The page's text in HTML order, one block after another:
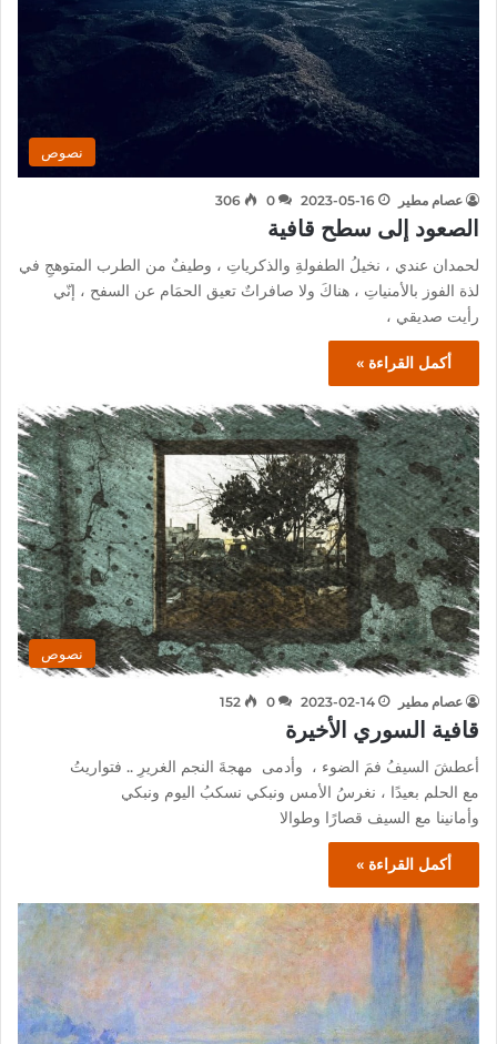
نصوص
عصام مطير 2023-05-16
0
306
الصعود إلى سطح قافية
لحمدان عندي ، نخيلُ الطفولةِ والذكرياتِ ، وطيفٌ من الطرب المتوهجِ في
لذة الفوز بالأمنياتِ ، هناكَ ولا صافراتٌ تعيق الحمَام عن السفح ، إنّي
رأيت صديقي ،
أكمل القراءة »
نصوص
عصام مطير 2023-02-14
0
152
قافية السوري الأخيرة
أعطشَ السيفُ فمَ الضوء ، وأدمى مهجةَ النجم الغريرِ .. فتواريتُ
مع الحلم بعيدًا ، نغرسُ الأمس ونبكي نسكبُ اليوم ونبكي
وأمانينا مع السيف قصارًا وطوالا
أكمل القراءة »